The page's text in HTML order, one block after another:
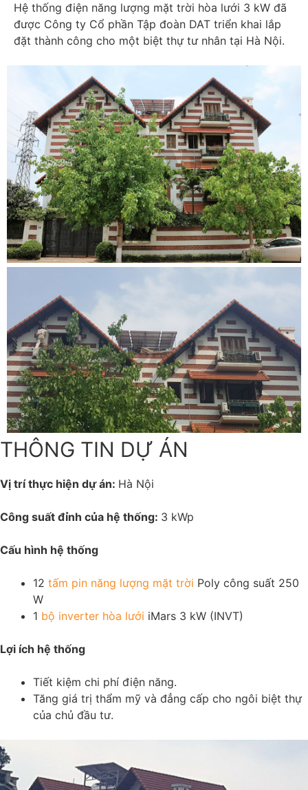
Hệ thống điện năng lượng mặt trời hòa lưới 3 kW đã
được Công ty Cổ phần Tập đoàn DAT triển khai lắp
đặt thành công cho một biệt thự tư nhân tại Hà Nội.
THÔNG TIN DỰ ÁN
Vị trí thực hiện dự án: Hà Nội
Công suất đỉnh của hệ thống: 3 kWp
Cấu hình hệ thống
12 tấm pin năng lượng mặt trời Poly công suất 250
W
1 bộ inverter hòa lưới iMars 3 kW (INVT)
Lợi ích hệ thống
Tiết kiệm chi phí điện năng.
Tăng giá trị thẩm mỹ và đẳng cấp cho ngôi biệt thự
của chủ đầu tư.